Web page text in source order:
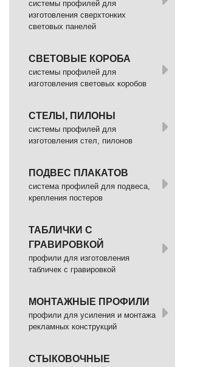
системы профилей для
изготовления сверхтонких
световых панелей
СВЕТОВЫЕ КОРОБА
системы профилей для
изготовления световых коробов
СТЕЛЫ, ПИЛОНЫ
системы профилей для
изготовления стел, пилонов
ПОДВЕС ПЛАКАТОВ
система профилей для подвеса,
крепления постеров
ТАБЛИЧКИ С
ГРАВИРОВКОЙ
профили для изготовления
табличек с гравировкой
МОНТАЖНЫЕ ПРОФИЛИ
профили для усиления и монтажа
рекламных конструкций
СТЫКОВОЧНЫЕ